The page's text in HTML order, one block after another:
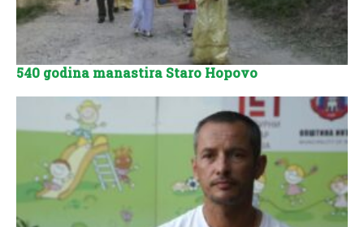
540 godina manastira Staro Hopovo